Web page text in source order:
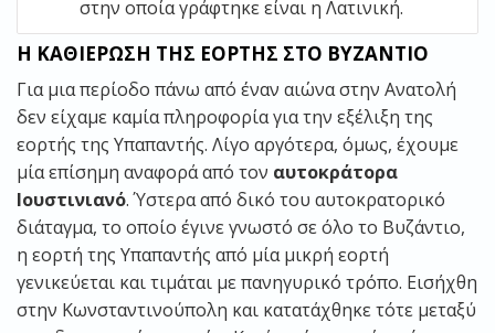
στην οποία γράφτηκε είναι η Λατινική.
Η ΚΑΘΙΕΡΩΣΗ ΤΗΣ ΕΟΡΤΗΣ ΣΤΟ ΒΥΖΑΝΤΙΟ
Για μια περίοδο πάνω από έναν αιώνα στην Ανατολή
δεν είχαμε καμία πληροφορία για την εξέλιξη της
εορτής της Υπαπαντής. Λίγο αργότερα, όμως, έχουμε
μία επίσημη αναφορά από τον αυτοκράτορα
Ιουστινιανό. Ύστερα από δικό του αυτοκρατορικό
διάταγμα, το οποίο έγινε γνωστό σε όλο το Βυζάντιο,
η εορτή της Υπαπαντής από μία μικρή εορτή
γενικεύεται και τιμάται με πανηγυρικό τρόπο. Εισήχθη
στην Κωνσταντινούπολη και κατατάχθηκε τότε μεταξύ